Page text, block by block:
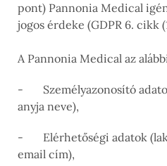
pont) Pannonia Medical
jogos érdeke (GDPR 6. cikk
A Pannonia Medical az
- Személyazonosító
anyja neve),
- Elérhetőségi adatok
email cím),